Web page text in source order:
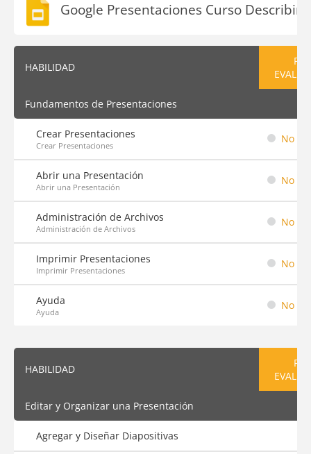
Google Presentaciones Curso Describir
HABILIDAD
Fundamentos de Presentaciones
Crear Presentaciones
Crear Presentaciones
No
Abrir una Presentación
Abrir una Presentación
No
Administración de Archivos
Administración de Archivos
No
Imprimir Presentaciones
Imprimir Presentaciones
No
Ayuda
Ayuda
No
HABILIDAD
Editar y Organizar una Presentación
Agregar y Diseñar Diapositivas